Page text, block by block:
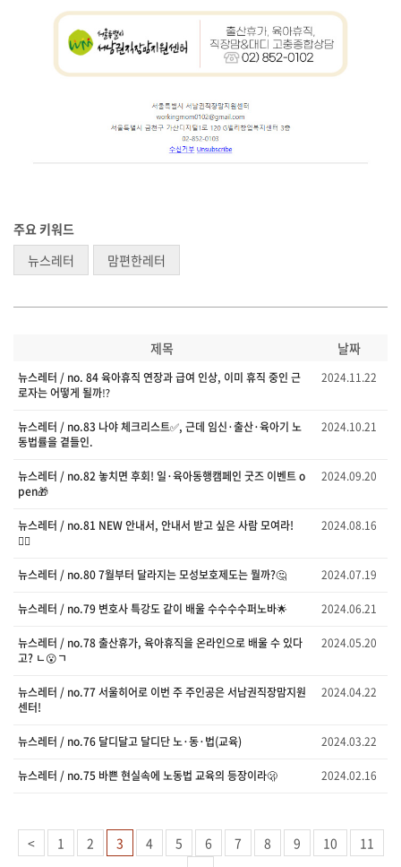
주요 키워드
뉴스레터
맘편한레터
제목 날짜
뉴스레터 / no. 84 육아휴직 연장과 급여 인상, 이미 휴직 중인 근
로자는 어떻게 될까⁉️
2024.11.22
뉴스레터 / no.83 나야 체크리스트✅, 근데 임신·출산·육아기 노
동법률을 곁들인.
2024.10.21
뉴스레터 / no.82 놓치면 후회! 일·육아동행캠페인 굿즈 이벤트 o
pen🎁
2024.09.20
뉴스레터 / no.81 NEW 안내서, 안내서 받고 싶은 사람 모여라!
🙋‍♀️
2024.08.16
뉴스레터 / no.80 7월부터 달라지는 모성보호제도는 뭘까?🤔 2024.07.19
뉴스레터 / no.79 변호사 특강도 같이 배울 수수수수퍼노바🌟 2024.06.21
뉴스레터 / no.78 출산휴가, 육아휴직을 온라인으로 배울 수 있다
고? ㄴ😮ㄱ
2024.05.20
뉴스레터 / no.77 서울히어로 이번 주 주인공은 서남권직장맘지원
센터!
2024.04.22
뉴스레터 / no.76 달디달고 달디단 노·동·법(교육) 2024.03.22
뉴스레터 / no.75 바쁜 현실속에 노동법 교육의 등장이라🫢 2024.02.16
< 1 2 3 4 5 6 7 8 9 10
11